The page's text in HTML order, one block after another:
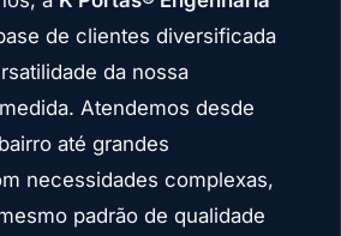
de clientes diversificada
da nossa
Atendemos desde
até grandes
necessidades complexas,
padrão de qualidade